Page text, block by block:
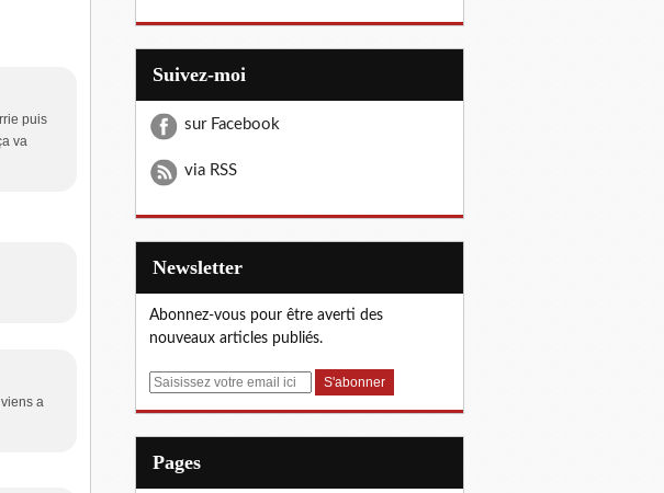
puis
va
a
Suivez-moi
sur Facebook
via RSS
Newsletter
Abonnez-vous pour être averti des
nouveaux articles publiés.
E
Pages